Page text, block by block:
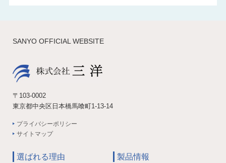
SANYO OFFICIAL WEBSITE
〒103-0002
東京都中央区日本橋馬喰町1-13-14
プライバシーポリシー
サイトマップ
選ばれる理由 製品情報